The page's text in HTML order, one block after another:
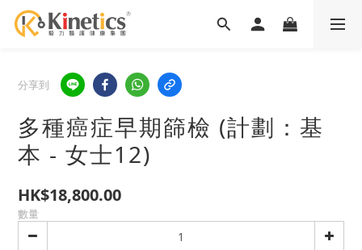
分享到
多種癌症早期篩檢 (計劃：基
本 - 女士12)
HK$18,800.00
數量